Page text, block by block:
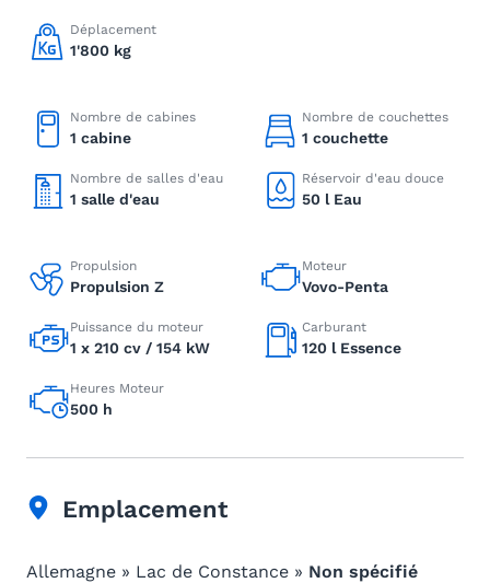
Déplacement
1'800 kg
Nombre de cabines
1 cabine
Nombre de couchettes
1 couchette
Nombre de salles d'eau
1 salle d'eau
Réservoir d'eau douce
50 l Eau
Propulsion
Propulsion Z
Moteur
Vovo-Penta
Puissance du moteur
1 x 210 cv / 154 kW
Carburant
120 l Essence
Heures Moteur
500 h
Emplacement
Allemagne » Lac de Constance » Non spécifié